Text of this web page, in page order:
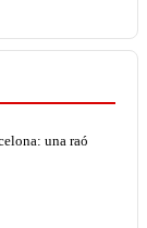
una raó